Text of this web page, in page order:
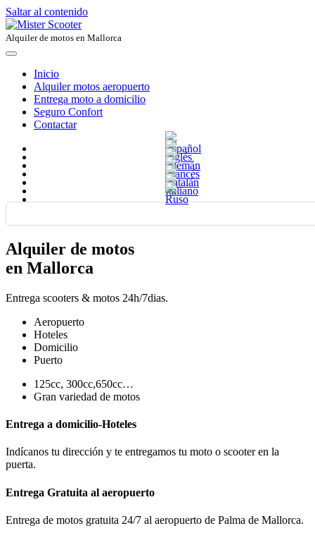
Saltar al contenido
Alquiler de motos en Mallorca
Inicio
Alquiler motos aeropuerto
Entrega moto a domicilio
Seguro Confort
Contactar
Alquiler de motos
en Mallorca
Entrega scooters & motos 24h/7dias.
Aeropuerto
Hoteles
Domicilio
Puerto
125cc, 300cc,650cc…
Gran variedad de motos
Entrega a domicilio-Hoteles
Indícanos tu dirección y te entregamos tu moto o scooter en la
puerta.
Entrega Gratuita al aeropuerto
Entrega de motos gratuita 24/7 al aeropuerto de Palma de Mallorca.